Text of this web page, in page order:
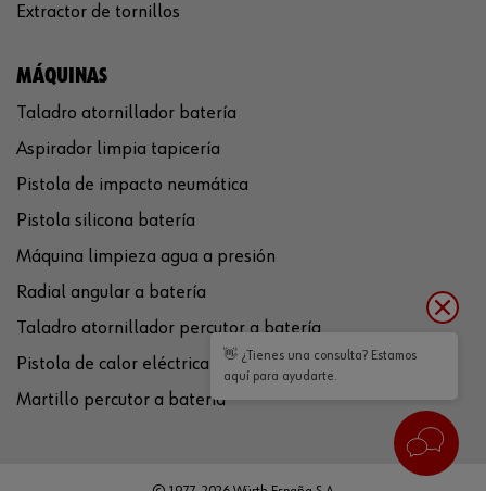
Extractor de tornillos
MÁQUINAS
Taladro atornillador batería
Aspirador limpia tapicería
Pistola de impacto neumática
Pistola silicona batería
Máquina limpieza agua a presión
Radial angular a batería
Taladro atornillador percutor a batería
Pistola de calor eléctrica
Martillo percutor a batería
👋 ¿Tienes una consulta? Estamos
aquí para ayudarte.